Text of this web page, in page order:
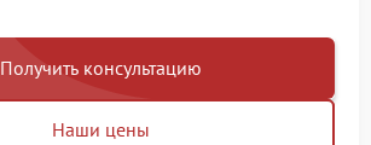
Получить консультацию
Наши цены